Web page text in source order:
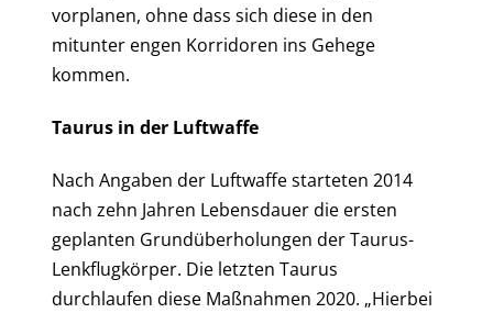
vorplanen, ohne dass sich diese in den
mitunter engen Korridoren ins Gehege
kommen.
Taurus in der Luftwaffe
Nach Angaben der Luftwaffe starteten 2014
nach zehn Jahren Lebensdauer die ersten
geplanten Grundüberholungen der Taurus-
Lenkflugkörper. Die letzten Taurus
durchlaufen diese Maßnahmen 2020. „Hierbei